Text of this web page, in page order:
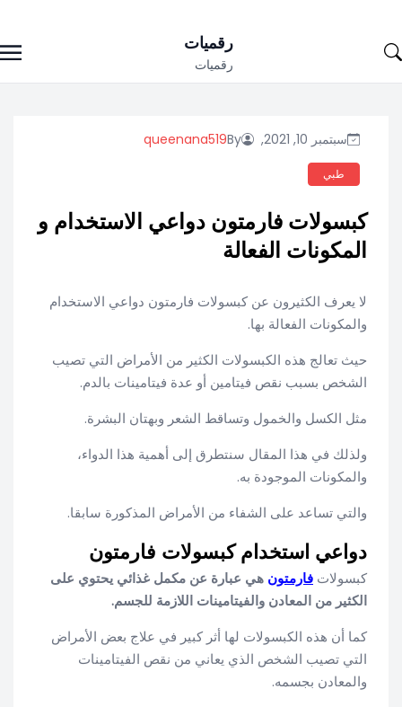
to
رقميات
رقميات
سبتمبر 10, 2021, By
queenana519
طبي
كبسولات فارمتون دواعي الاستخدام و
المكونات الفعالة
لا يعرف الكثيرون عن كبسولات فارمتون دواعي الاستخدام
والمكونات الفعالة بها.
حيث تعالج هذه الكبسولات الكثير من الأمراض التي تصيب
الشخص بسبب نقص فيتامين أو عدة فيتامينات بالدم.
مثل الكسل والخمول وتساقط الشعر وبهتان البشرة.
ولذلك في هذا المقال سنتطرق إلى أهمية هذا الدواء،
والمكونات الموجودة به.
والتي تساعد على الشفاء من الأمراض المذكورة سابقا.
دواعي استخدام كبسولات فارمتون
كبسولات فارمتون هي عبارة عن مكمل غذائي يحتوي على
الكثير من المعادن والفيتامينات اللازمة للجسم.
كما أن هذه الكبسولات لها أثر كبير في علاج بعض الأمراض
التي تصيب الشخص الذي يعاني من نقص الفيتامينات
والمعادن بجسمه.